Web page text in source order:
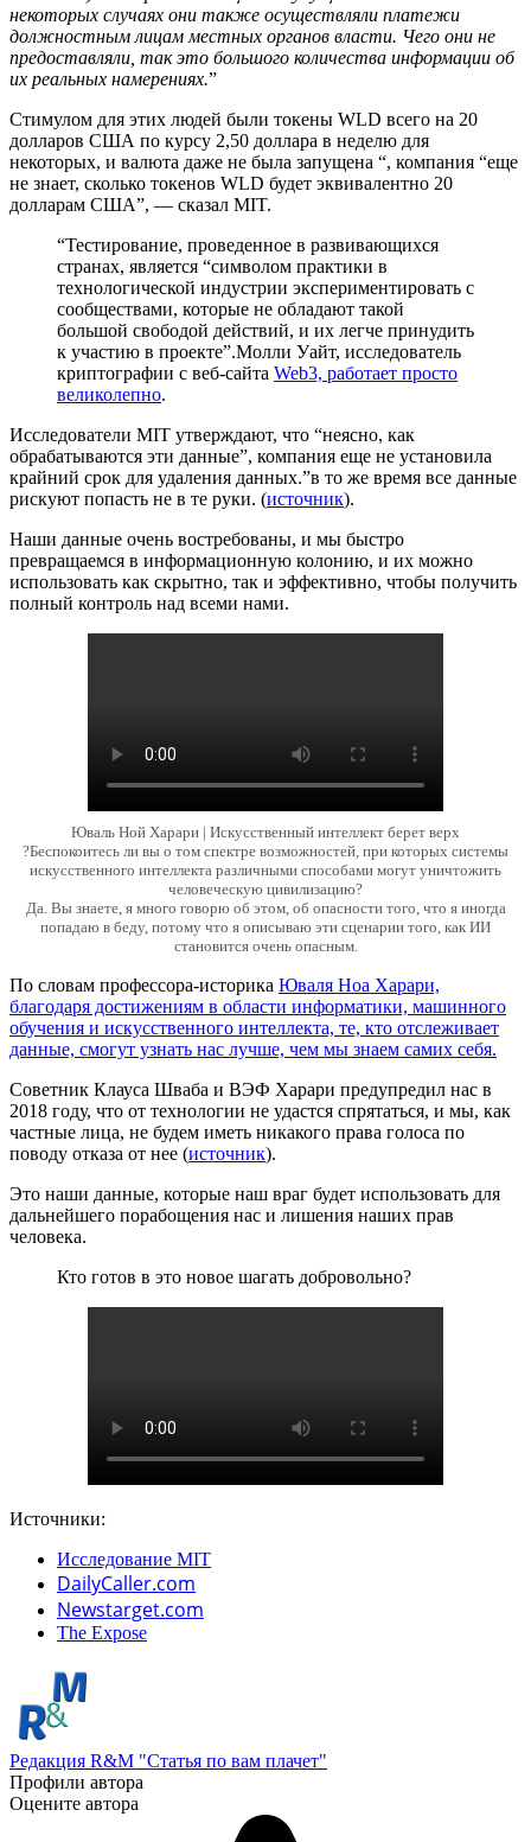
некоторых случаях они также осуществляли платежи
должностным лицам местных органов власти. Чего они не
предоставляли, так это большого количества информации об
их реальных намерениях.”
Стимулом для этих людей были токены WLD всего на 20
долларов США по курсу 2,50 доллара в неделю для
некоторых, и валюта даже не была запущена “, компания “еще
не знает, сколько токенов WLD будет эквивалентно 20
долларам США”, — сказал MIT.
“Тестирование, проведенное в развивающихся
странах, является “символом практики в
технологической индустрии экспериментировать с
сообществами, которые не обладают такой
большой свободой действий, и их легче принудить
к участию в проекте”.Молли Уайт, исследователь
криптографии с веб-сайта Web3, работает просто
великолепно.
Исследователи MIT утверждают, что “неясно, как
обрабатываются эти данные”, компания еще не установила
крайний срок для удаления данных.”в то же время все данные
рискуют попасть не в те руки. (источник).
Наши данные очень востребованы, и мы быстро
превращаемся в информационную колонию, и их можно
использовать как скрытно, так и эффективно, чтобы получить
полный контроль над всеми нами.
Юваль Ной Харари | Искусственный интеллект берет верх
?Беспокоитесь ли вы о том спектре возможностей, при которых системы
искусственного интеллекта различными способами могут уничтожить
человеческую цивилизацию?
Да. Вы знаете, я много говорю об этом, об опасности того, что я иногда
попадаю в беду, потому что я описываю эти сценарии того, как ИИ
становится очень опасным.
По словам профессора-историка Юваля Ноа Харари,
благодаря достижениям в области информатики, машинного
обучения и искусственного интеллекта, те, кто отслеживает
данные, смогут узнать нас лучше, чем мы знаем самих себя.
Советник Клауса Шваба и ВЭФ Харари предупредил нас в
2018 году, что от технологии не удастся спрятаться, и мы, как
частные лица, не будем иметь никакого права голоса по
поводу отказа от нее (источник).
Это наши данные, которые наш враг будет использовать для
дальнейшего порабощения нас и лишения наших прав
человека.
Кто готов в это новое шагать добровольно?
Источники:
Исследование MIT
DailyCaller.com
Newstarget.com
The Expose
Редакция R&M "Статья по вам плачет"
Профили автора
Оцените автора